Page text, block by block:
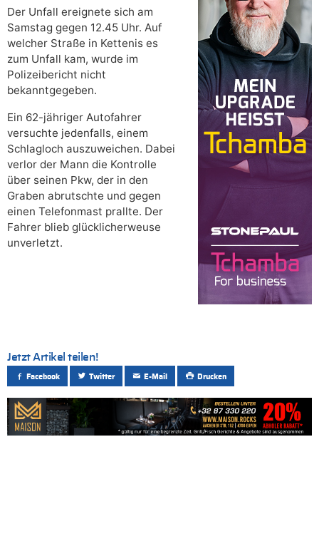
Der Unfall ereignete sich am
Samstag gegen 12.45 Uhr. Auf
welcher Straße in Kettenis es
zum Unfall kam, wurde im
Polizeibericht nicht
bekanntgegeben.
Ein 62-jähriger Autofahrer
versuchte jedenfalls, einem
Schlagloch auszuweichen. Dabei
verlor der Mann die Kontrolle
über seinen Pkw, der in den
Graben abrutschte und gegen
einen Telefonmast prallte. Der
Fahrer blieb glücklicherweuse
unverletzt.
Jetzt Artikel teilen!
Facebook Twitter E-Mail Drucken